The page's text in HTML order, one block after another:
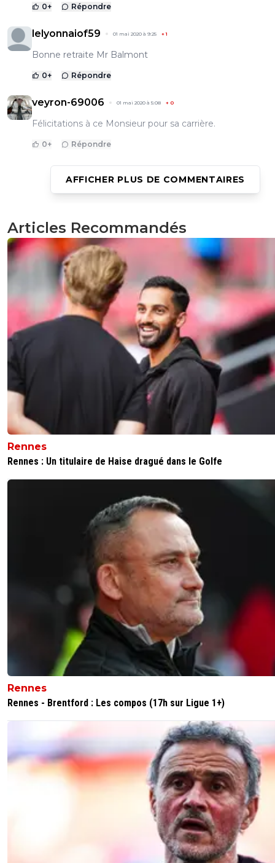
0+ Répondre
lelyonnaiof59 01 mai 2020 à 9:25 +1
Bonne retraite Mr Balmont
0+ Répondre
veyron-69006 01 mai 2020 à 5:08 + 0
Félicitations à ce Monsieur pour sa carrière.
0+ Répondre
auvoren
0 + Répondre
disqus_rmRW1jU324 30 avril 2020 à 23:12 +0
Respect gone !
+ Répondre
gilleloubordeus 30 avril 2020 à 23:12 +39
joueur exemplaire qui avait de la grinta, dommage de
AFFICHER PLUS DE COMMENTAIRES
Articles Recommandés
Rennes
Rennes : Un titulaire de Haise dragué dans le Golfe
Rennes
Rennes - Brentford : Les compos (17h sur Ligue 1+)